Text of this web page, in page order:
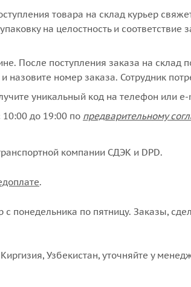
товара на склад курьер
на целостность и соответствие
После поступления заказа на склад
назовите номер заказа. Сотрудник
уникальный код на телефон или
до 19:00 по предварительному
компании СДЭК и DPD.
.
понедельника по пятницу. Заказы,
Узбекистан, уточняйте у